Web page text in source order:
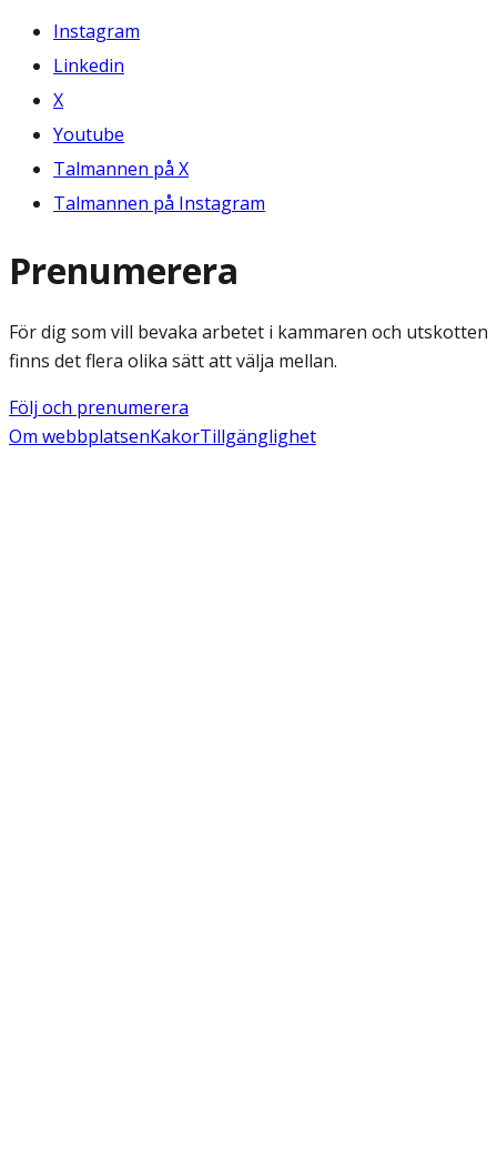
Instagram
Linkedin
X
Youtube
Talmannen på X
Talmannen på Instagram
Prenumerera
För dig som vill bevaka arbetet i kammaren och utskotten
finns det flera olika sätt att välja mellan.
Följ och prenumerera
Om webbplatsenKakorTillgänglighet